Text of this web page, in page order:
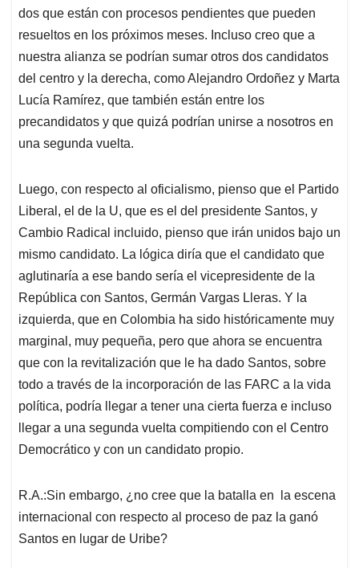
dos que están con procesos pendientes que pueden
resueltos en los próximos meses. Incluso creo que a
nuestra alianza se podrían sumar otros dos candidatos
del centro y la derecha, como Alejandro Ordoñez y Marta
Lucía Ramírez, que también están entre los
precandidatos y que quizá podrían unirse a nosotros en
una segunda vuelta.
Luego, con respecto al oficialismo, pienso que el Partido
Liberal, el de la U, que es el del presidente Santos, y
Cambio Radical incluido, pienso que irán unidos bajo un
mismo candidato. La lógica diría que el candidato que
aglutinaría a ese bando sería el vicepresidente de la
República con Santos, Germán Vargas Lleras. Y la
izquierda, que en Colombia ha sido históricamente muy
marginal, muy pequeña, pero que ahora se encuentra
que con la revitalización que le ha dado Santos, sobre
todo a través de la incorporación de las FARC a la vida
política, podría llegar a tener una cierta fuerza e incluso
llegar a una segunda vuelta compitiendo con el Centro
Democrático y con un candidato propio.
R.A.:Sin embargo, ¿no cree que la batalla en la escena
internacional con respecto al proceso de paz la ganó
Santos en lugar de Uribe?